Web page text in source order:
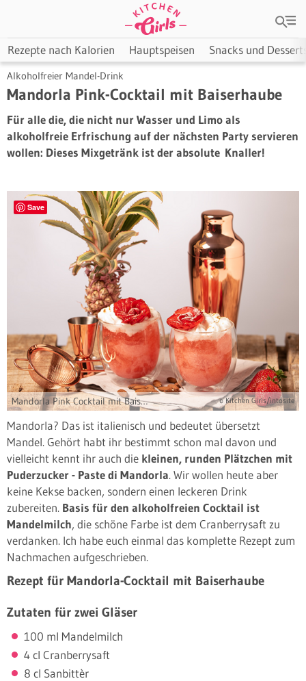
Rezepte nach Kalorien Hauptspeisen Snacks und
Alkoholfreier Mandel-Drink
Mandorla Pink-Cocktail mit Baiserhaube
Für alle die, die nicht nur Wasser und Limo als
alkoholfreie Erfrischung auf der nächsten Party servieren
wollen: Dieses Mixgetränk ist der absolute Knaller!
Save
Mandorla Pink Cocktail mit Baiserhaube © Kitchen Girls/intosite
Mandorla? Das ist italienisch und bedeutet übersetzt
Mandel. Gehört habt ihr bestimmt schon mal davon und
vielleicht kennt ihr auch die kleinen, runden Plätzchen mit
Puderzucker - Paste di Mandorla. Wir wollen heute aber
keine Kekse backen, sondern einen leckeren Drink
zubereiten. Basis für den alkoholfreien Cocktail ist
Mandelmilch, die schöne Farbe ist dem Cranberrysaft zu
verdanken. Ich habe euch einmal das komplette Rezept zum
Nachmachen aufgeschrieben.
Rezept für Mandorla-Cocktail mit Baiserhaube
Zutaten für zwei Gläser
100 ml Mandelmilch
4 cl Cranberrysaft
8 cl Sanbittèr